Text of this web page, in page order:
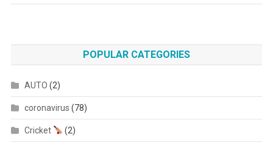
POPULAR CATEGORIES
AUTO (2)
coronavirus (78)
Cricket (2)